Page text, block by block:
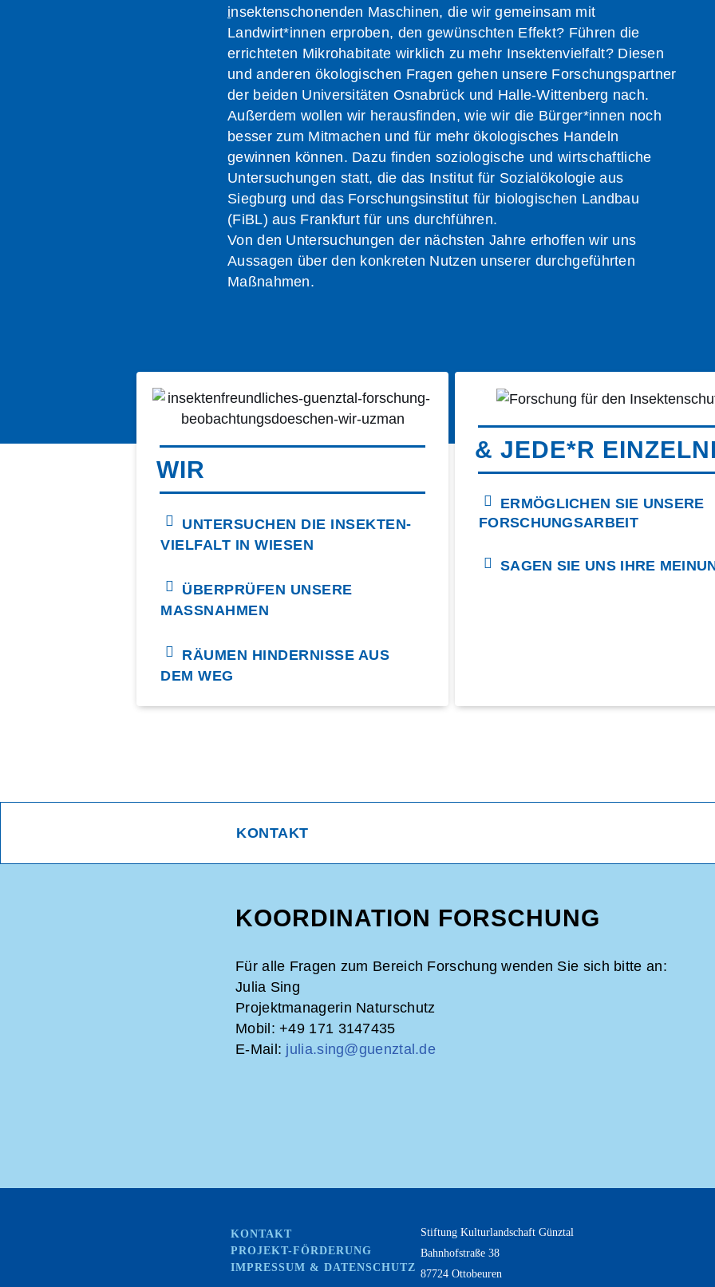
insektenschonenden Maschinen, die wir gemeinsam mit
Landwirt*innen erproben, den gewünschten Effekt? Führen die
errichteten Mikrohabitate wirklich zu mehr Insektenvielfalt? Diesen
und anderen ökologischen Fragen gehen unsere Forschungspartner
der beiden Universitäten Osnabrück und Halle-Wittenberg nach.
Außerdem wollen wir herausfinden, wie wir die Bürger*innen noch
besser zum Mitmachen und für mehr ökologisches Handeln
gewinnen können. Dazu finden soziologische und wirtschaftliche
Untersuchungen statt, die das Institut für Sozialökologie aus
Siegburg und das Forschungsinstitut für biologischen Landbau
(FiBL) aus Frankfurt für uns durchführen.
Von den Untersuchungen der nächsten Jahre erhoffen wir uns
Aussagen über den konkreten Nutzen unserer durchgeführten
Maßnahmen.
WIR
UNTERSUCHEN DIE INSEKTEN-
VIELFALT IN WIESEN
ÜBERPRÜFEN UNSERE
MASSNAHMEN
RÄUMEN HINDERNISSE AUS
DEM WEG
& JEDE*R
ERMÖGLICHEN SIE UNSERE
FORSCHUNGSARBEIT
SAGEN SIE UNS IHRE
KONTAKT
KOORDINATION FORSCHUNG
Für alle Fragen zum Bereich Forschung wenden Sie sich bitte an:
Julia Sing
Projektmanagerin Naturschutz
Mobil: +49 171 3147435
E-Mail: julia.sing@guenztal.de
KONTAKT
PROJEKT-FÖRDERUNG
IMPRESSUM & DATENSCHUTZ
Stiftung Kulturlandschaft Günztal
Bahnhofstraße 38
87724 Ottobeuren